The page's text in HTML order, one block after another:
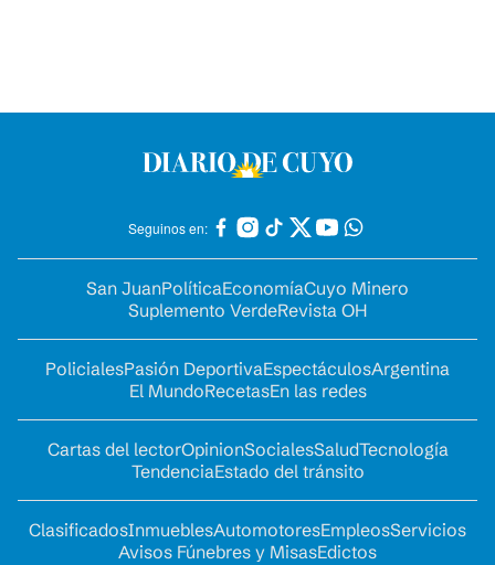
Seguinos en:
San JuanPolíticaEconomíaCuyo Minero
Suplemento VerdeRevista OH
PolicialesPasión DeportivaEspectáculosArgentina
El MundoRecetasEn las redes
Cartas del lectorOpinionSocialesSaludTecnología
TendenciaEstado del tránsito
ClasificadosInmueblesAutomotoresEmpleosServicios
Avisos Fúnebres y MisasEdictos